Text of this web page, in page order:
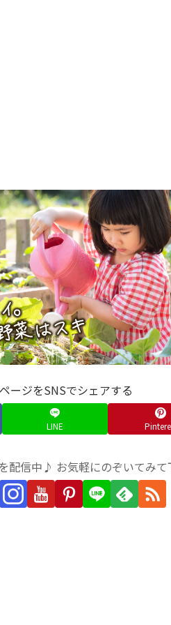
ージをSNSでシェアする
LINE
配信中♪ お気軽にのぞいてみて